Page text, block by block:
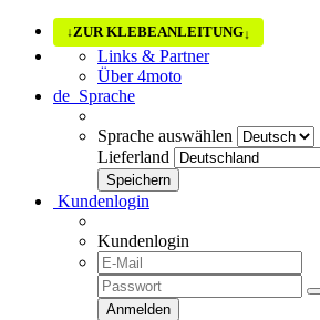
↓ZUR KLEBEANLEITUNG↓
Links & Partner
Über 4moto
de Sprache
Sprache auswählen
Lieferland
Kundenlogin
Kundenlogin